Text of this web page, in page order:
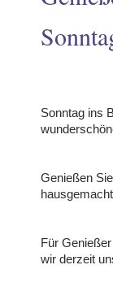
Sonntag ins
Genießen
Für
wir derzeit